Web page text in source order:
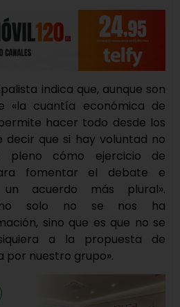
indica que, aunque son
«la cuantía económica de
hacer todo desde los
decir que si hay voluntad no
cómo ejercicio de
fomentar el debate e
acuerdo más plural».
solo no se nos ha
sino que es que no se
a la propuesta de
por nuestro grupo».